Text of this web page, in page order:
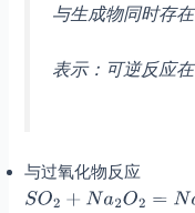
与生成物同时存在
表示：可逆反应
与过氧化物反应